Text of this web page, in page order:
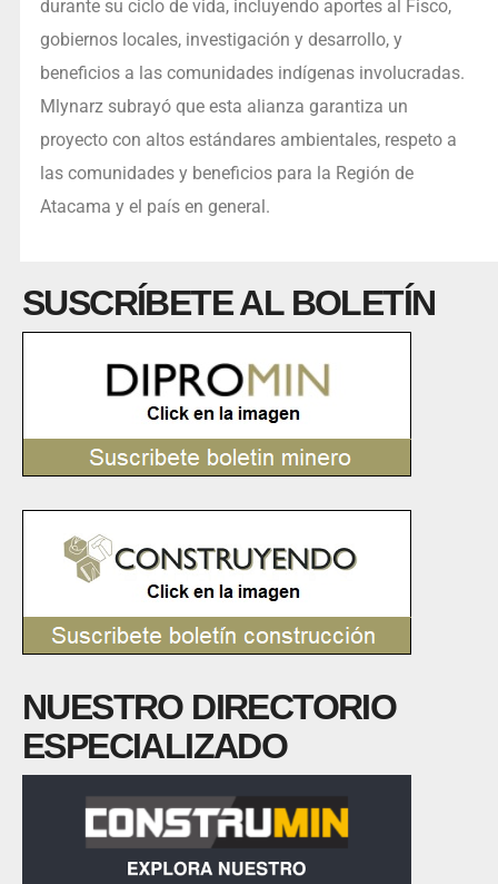
durante su ciclo de vida, incluyendo aportes al Fisco,
gobiernos locales, investigación y desarrollo, y
beneficios a las comunidades indígenas involucradas.
Mlynarz subrayó que esta alianza garantiza un
proyecto con altos estándares ambientales, respeto a
las comunidades y beneficios para la Región de
Atacama y el país en general.
SUSCRÍBETE AL BOLETÍN
NUESTRO DIRECTORIO
ESPECIALIZADO